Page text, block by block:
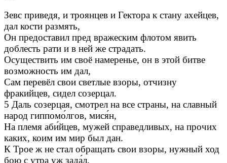
Зевс приведя, и троянцев и Гектора к стану ахейцев,
дал кости размять,
Он предоставил пред вражеским флотом явить
доблесть рати и в ней же страдать.
Осуществить им своё намеренье, он в этой битве
возможность им дал,
Сам перевёл свои светлые взоры, отчизну
фракийцев, сидел созерцал.
5 Даль созерцая, смотрел на все страны, на славный
народ гиппомо́лгов, мися́н,
На племя аби́йцев, мужей справедливых, на прочих
каких, коим им мир был дан.
К Трое ж не стал обращать свои взоры, нужный ход
бою с утра уж зада́л,